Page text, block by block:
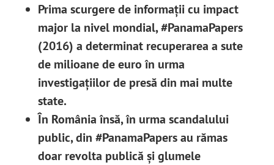
Prima scurgere de informații cu impact
major la nivel mondial, #PanamaPapers
(2016) a determinat recuperarea a sute
de milioane de euro în urma
investigațiilor de presă din mai multe
state.
În România însă, în urma scandalului
public, din #PanamaPapers au rămas
doar revolta publică și glumele